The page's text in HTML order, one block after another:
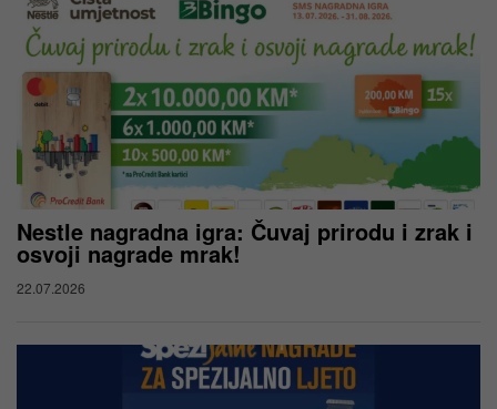
Nestle nagradna igra: Čuvaj prirodu i zrak i
osvoji nagrade mrak!
22.07.2026